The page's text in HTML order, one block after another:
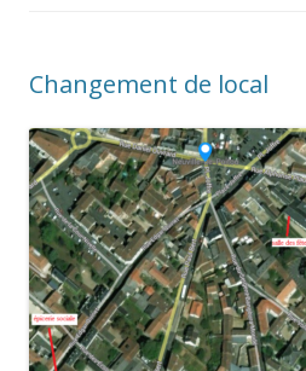
Changement de local